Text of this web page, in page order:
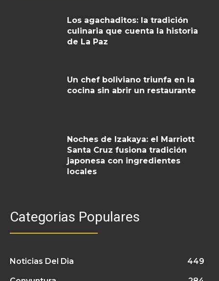
Los agachaditos: la tradición
culinaria que cuenta la historia
de La Paz
Un chef boliviano triunfa en la
cocina sin abrir un restaurante
Noches de Izakaya: el Marriott
Santa Cruz fusiona tradición
japonesa con ingredientes
locales
Categorias Populares
Noticias Del Dia 449